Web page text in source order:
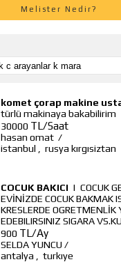
Melister Nedir?
komet çorap makine
türlü makinaya bakabilirim
30000 TL/Saat
hasan omat /
istanbul
rusya kırgısiztan
COCUK BAKICI | COCUK
EVİNİZDE COCUK BAKMAK
KRESLERDE
EDEBILIRSINIZ SIGARA
900 TL/Ay
SELDA YUNCU /
antalya
turkıye